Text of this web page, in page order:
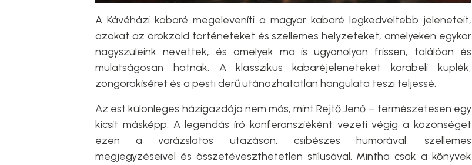
A Kávéházi kabaré megeleveníti a magyar kabaré legkedveltebb jeleneteit,
azokat az örökzöld történeteket és szellemes helyzeteket, amelyeken egykor
nagyszüleink nevettek, és amelyek ma is ugyanolyan frissen, találóan és
mulatságosan hatnak. A klasszikus kabaréjeleneteket korabeli kuplék,
zongorakíséret és a pesti derű utánozhatatlan hangulata teszi teljessé.
Az est különleges házigazdája nem más, mint Rejtő Jenő – természetesen egy
kicsit másképp. A legendás író konferansziéként vezeti végig a közönséget
ezen a varázslatos utazáson, csibészes humorával, szellemes
megjegyzéseivel és összetéveszthetetlen stílusával. Mintha csak a könyvek